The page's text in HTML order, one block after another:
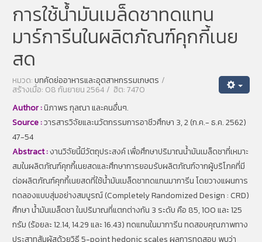
การใช้น้ำมันเมล็ดชาทดแทน
มาร์การีนในผลิตภัณฑ์คุกกี้เนย
สด
หมวด:บทคัดย่ออาหารและอุตสาหกรรมเกษตร
สร้างเมื่อ: 08 กันยายน 2564
ฮิต: 7470
Author :นิภาพร กุลณา และคนอื่นๆ.
Source :วารสารวิจัยและนวัตกรรมการอาชีวศึกษา 3, 2 (ก.ค.- ธ.ค. 2562)
47-54
Abstract :งานวิจัยนี้มีวัตถุประสงค์ เพื่อศึกษาปริมาณน้ำมันเมล็ดชาที่เหมาะ
สมในผลิตภัณฑ์คุกกี้เนยสดและศึกษาการยอมรับผลิตภัณฑ์จากผู้บริโภคที่มี
ต่อผลิตภัณฑ์คุกกี้เนยสดที่ใช้น้ำมันเมล็ดชาทดแทนมาการีน โดยวางแผนการ
ทดลองแบบสุ่มอย่างสมบูรณ์ (Completely Randomized Design : CRD)
ศึกษา น้ำมันเมล็ดชา ในปริมาณที่แตกต่างกัน 3 ระดับ คือ 85, 100 และ 125
กรัม (ร้อยละ 12.14, 14.29 และ 16.43) ทดแทนในมาการีน ทดสอบคุณภาพทาง
ประสาทสัมผัสด้วยวิธี 5-point hedonic scales ผลการทดสอบ พบว่า